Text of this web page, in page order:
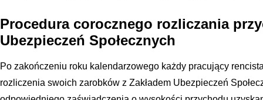
Procedura corocznego rozliczania
Ubezpieczeń Społecznych
Po zakończeniu roku kalendarzowego każdy pracujący
rozliczenia swoich zarobków z Zakładem Ubezpieczeń